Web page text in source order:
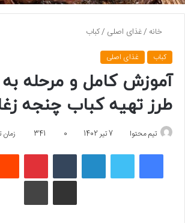
خانه /غذای اصلی /کباب
کباب غذای اصلی
آموزش کامل و مرحله به
طرز تهیه کباب چنجه
تیم محتوا 7 تیر 1402 0
341 زمان
فیسبوک لینکداین پینتریست
چاپ